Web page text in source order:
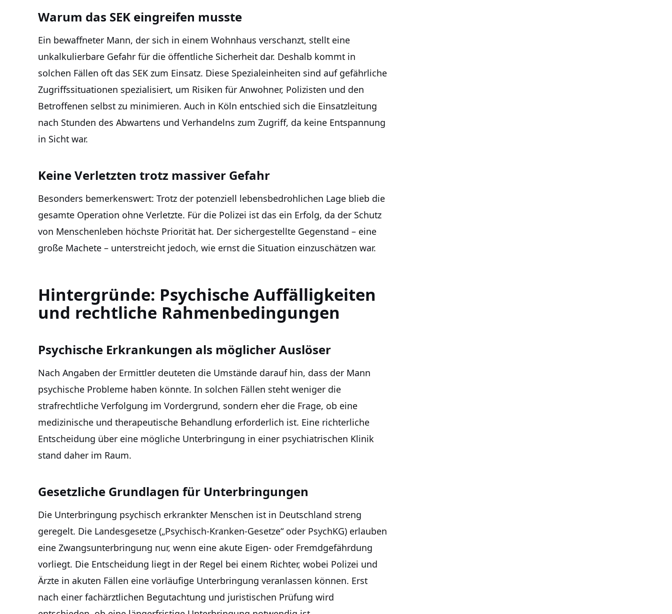
Warum das SEK eingreifen musste
Ein bewaffneter Mann, der sich in einem Wohnhaus verschanzt, stellt eine
unkalkulierbare Gefahr für die öffentliche Sicherheit dar. Deshalb kommt in
solchen Fällen oft das SEK zum Einsatz. Diese Spezialeinheiten sind auf gefährliche
Zugriffssituationen spezialisiert, um Risiken für Anwohner, Polizisten und den
Betroffenen selbst zu minimieren. Auch in Köln entschied sich die Einsatzleitung
nach Stunden des Abwartens und Verhandelns zum Zugriff, da keine Entspannung
in Sicht war.
Keine Verletzten trotz massiver Gefahr
Besonders bemerkenswert: Trotz der potenziell lebensbedrohlichen Lage blieb die
gesamte Operation ohne Verletzte. Für die Polizei ist das ein Erfolg, da der Schutz
von Menschenleben höchste Priorität hat. Der sichergestellte Gegenstand – eine
große Machete – unterstreicht jedoch, wie ernst die Situation einzuschätzen war.
Hintergründe: Psychische Auffälligkeiten
und rechtliche Rahmenbedingungen
Psychische Erkrankungen als möglicher Auslöser
Nach Angaben der Ermittler deuteten die Umstände darauf hin, dass der Mann
psychische Probleme haben könnte. In solchen Fällen steht weniger die
strafrechtliche Verfolgung im Vordergrund, sondern eher die Frage, ob eine
medizinische und therapeutische Behandlung erforderlich ist. Eine richterliche
Entscheidung über eine mögliche Unterbringung in einer psychiatrischen Klinik
stand daher im Raum.
Gesetzliche Grundlagen für Unterbringungen
Die Unterbringung psychisch erkrankter Menschen ist in Deutschland streng
geregelt. Die Landesgesetze („Psychisch-Kranken-Gesetze“ oder PsychKG) erlauben
eine Zwangsunterbringung nur, wenn eine akute Eigen- oder Fremdgefährdung
vorliegt. Die Entscheidung liegt in der Regel bei einem Richter, wobei Polizei und
Ärzte in akuten Fällen eine vorläufige Unterbringung veranlassen können. Erst
nach einer fachärztlichen Begutachtung und juristischen Prüfung wird